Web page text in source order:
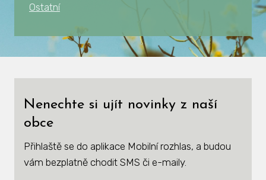
Ostatní
Nenechte si ujít novinky z naší
obce
Přihlaště se do aplikace Mobilní rozhlas, a budou
vám bezplatně chodit SMS či e-maily.